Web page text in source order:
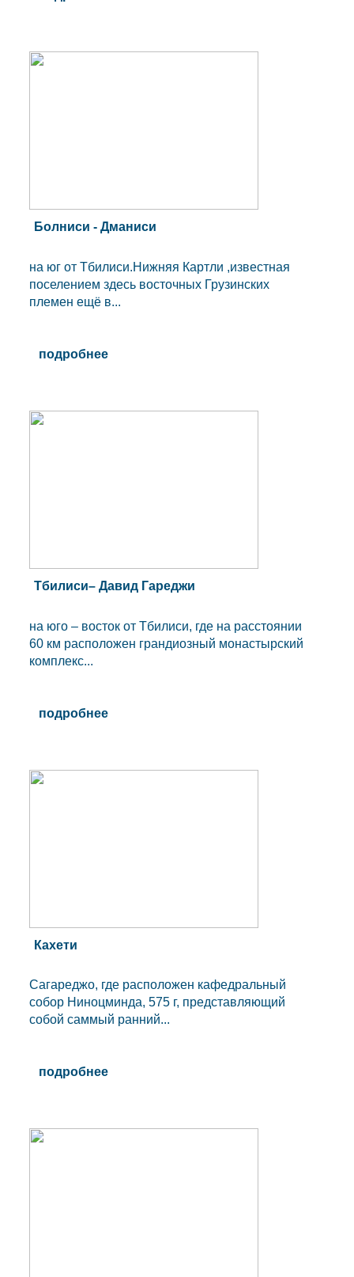
Болниси - Дманиси
на юг от Тбилиси.Нижняя Картли ,известная
поселением здесь восточных Грузинских
племен ещё в...
подробнее
Тбилиси– Давид Гареджи
на юго – восток от Тбилиси, где на расстоянии
60 км расположен грандиозный монастырский
комплекс...
подробнее
Кахети
Сагареджо, где расположен кафедральный
собор Ниноцминда, 575 г, представляющий
собой саммый ранний...
подробнее